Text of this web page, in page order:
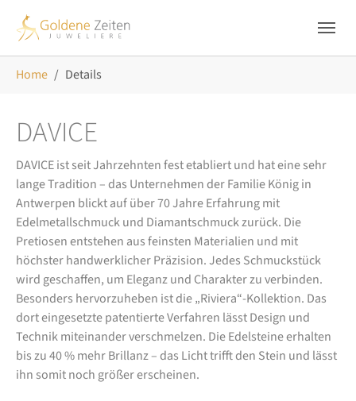
Home Details
DAVICE
DAVICE ist seit Jahrzehnten fest etabliert und hat eine sehr
lange Tradition – das Unternehmen der Familie König in
Antwerpen blickt auf über 70 Jahre Erfahrung mit
Edelmetallschmuck und Diamantschmuck zurück. Die
Pretiosen entstehen aus feinsten Materialien und mit
höchster handwerklicher Präzision. Jedes Schmuckstück
wird geschaffen, um Eleganz und Charakter zu verbinden.
Besonders hervorzuheben ist die „Riviera“-Kollektion. Das
dort eingesetzte patentierte Verfahren lässt Design und
Technik miteinander verschmelzen. Die Edelsteine erhalten
bis zu 40 % mehr Brillanz – das Licht trifft den Stein und lässt
ihn somit noch größer erscheinen.